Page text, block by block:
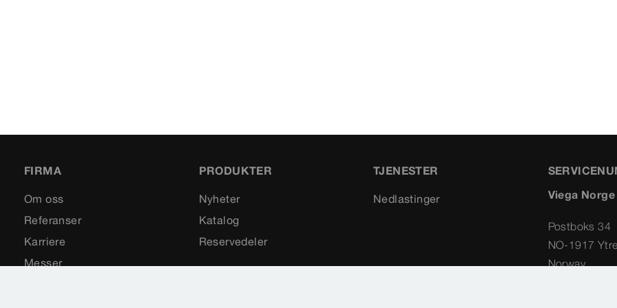
FIRMA
Om oss
Referanser
Karriere
Messer
PRODUKTER
Nyheter
Katalog
Reservedeler
TJENESTER
Nedlastinger
Viega Norge
Postboks 34
NO-1917
Norway